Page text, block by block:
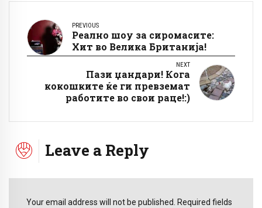
PREVIOUS
Реално шоу за сиромасите:
Хит во Велика Британија!
NEXT
Пази џандари! Кога
кокошките ќе ги превземат
работите во свои раце!:)
Leave a Reply
Your email address will not be published. Required fields